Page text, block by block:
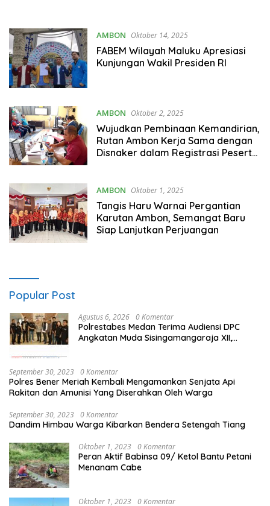
AMBON Oktober 14, 2025
FABEM Wilayah Maluku Apresiasi
Kunjungan Wakil Presiden RI
AMBON Oktober 2, 2025
Wujudkan Pembinaan Kemandirian,
Rutan Ambon Kerja Sama dengan
Disnaker dalam Registrasi Peserta
AMBON Oktober 1, 2025
Tangis Haru Warnai Pergantian
Karutan Ambon, Semangat Baru
Siap Lanjutkan Perjuangan
Popular Post
Agustus 6, 2026 0 Komentar
Polrestabes Medan Terima Audiensi DPC
Angkatan Muda Sisingamangaraja XII,
September 30, 2023 0 Komentar
Polres Bener Meriah Kembali Mengamankan Senjata Api
Rakitan dan Amunisi Yang Diserahkan Oleh Warga
September 30, 2023 0 Komentar
Dandim Himbau Warga Kibarkan Bendera Setengah Tiang
Oktober 1, 2023 0 Komentar
Peran Aktif Babinsa 09/ Ketol Bantu Petani
Menanam Cabe
Oktober 1, 2023 0 Komentar